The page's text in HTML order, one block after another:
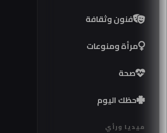
فنون وثقافة
مرأة ومنوعات
صحة
حظك اليوم
ميديا ورأي